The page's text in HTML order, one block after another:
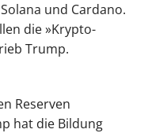
und Cardano.
die »Krypto-
Trump.
Reserven
hat die Bildung